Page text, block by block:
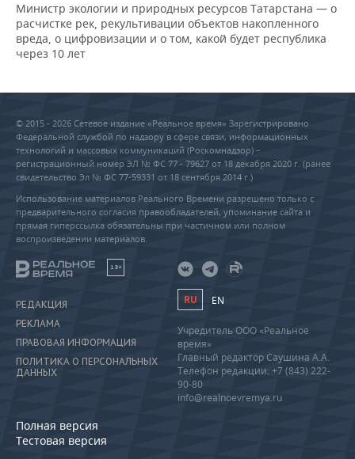
Министр экологии и природных ресурсов Татарстана — о
расчистке рек, рекультивации объектов накопленного
вреда, о цифровизации и о том, какой будет республика
через 10 лет
© 2015 - 2026 Сетевое издание «Реальное время» Зарегистрировано
Федеральной службой по надзору в сфере связи, информационных
технологий и массовых коммуникаций (Роскомнадзор) –
регистрационный номер ЭЛ № ФС 77 - 79627 от 18 декабря 2020 г. (ранее
свидетельство Эл № ФС 77-59331 от 18 сентября 2014 г.)
Использование материалов Реального Времени разрешено только с
предварительного согласия правообладателей, упоминание сайта и
прямая гиперссылка обязательны при частичном или полном
воспроизведении материалов.
18+
РЕДАКЦИЯ
РЕКЛАМА
ПРАВОВАЯ ИНФОРМАЦИЯ
ПОЛИТИКА О ПЕРСОНАЛЬНЫХ
ДАННЫХ
Полная версия
Тестовая версия
RU EN
Учредитель ООО «Реальное
время»
Главный редактор Саушина А.А.
Телефон редакции: +7 (843) 222-
90-80
info@realnoevremya.ru